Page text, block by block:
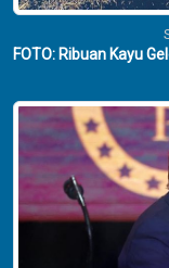
FOTO: Ribuan Kayu